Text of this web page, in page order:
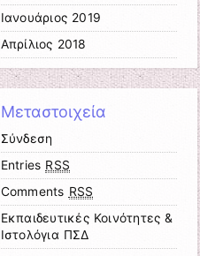
Ιανουάριος 2019
Απρίλιος 2018
Μεταστοιχεία
Σύνδεση
Entries RSS
Comments RSS
Εκπαιδευτικές Κοινότητες &
Ιστολόγια ΠΣΔ